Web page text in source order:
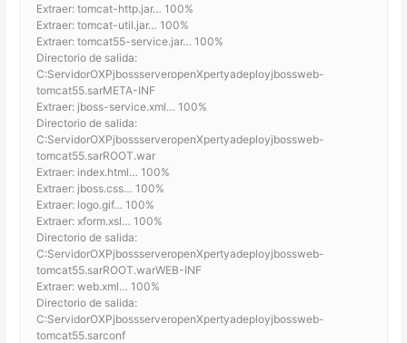
Extraer: tomcat-http.jar… 100%
Extraer: tomcat-util.jar… 100%
Extraer: tomcat55-service.jar… 100%
Directorio de salida:
C:ServidorOXPjbossserveropenXpertyadeployjbossweb-
tomcat55.sarMETA-INF
Extraer: jboss-service.xml… 100%
Directorio de salida:
C:ServidorOXPjbossserveropenXpertyadeployjbossweb-
tomcat55.sarROOT.war
Extraer: index.html… 100%
Extraer: jboss.css… 100%
Extraer: logo.gif… 100%
Extraer: xform.xsl… 100%
Directorio de salida:
C:ServidorOXPjbossserveropenXpertyadeployjbossweb-
tomcat55.sarROOT.warWEB-INF
Extraer: web.xml… 100%
Directorio de salida:
C:ServidorOXPjbossserveropenXpertyadeployjbossweb-
tomcat55.sarconf